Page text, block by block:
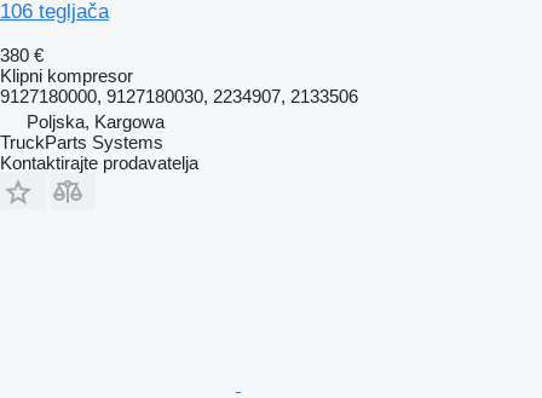
106 tegljača
380 €
Klipni kompresor
9127180000, 9127180030, 2234907, 2133506
Poljska, Kargowa
TruckParts Systems
Kontaktirajte prodavatelja